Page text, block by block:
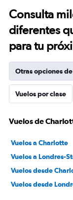
Consulta
diferentes
para tu
Otras opciones
Vuelos por clase
Vuelos de
Vuelos a Charlotte
Vuelos a Londres-
Vuelos desde
Vuelos desde